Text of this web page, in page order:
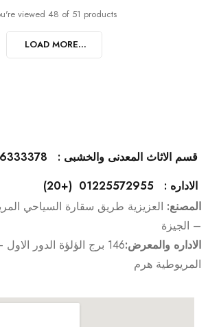
viewed 48 of 51 products
LOAD MORE...
المصنع: العزيزية طريق سقارة السياحي
– الجيزة
الاداره والمعرض:
146 برج الؤلؤة الدور
المريوطية هرم